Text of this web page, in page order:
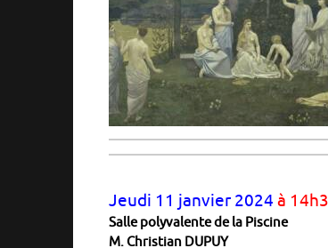
Jeudi 11 janvier 2024 à
Salle polyvalente de la Piscine
M. Christian DUPUY